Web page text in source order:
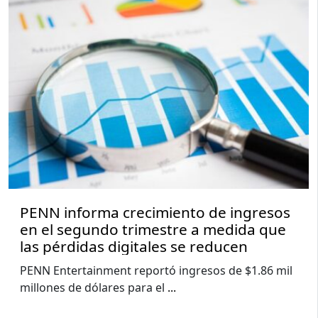
PENN informa crecimiento de ingresos
en el segundo trimestre a medida que
las pérdidas digitales se reducen
PENN Entertainment reportó ingresos de $1.86 mil
millones de dólares para el ...